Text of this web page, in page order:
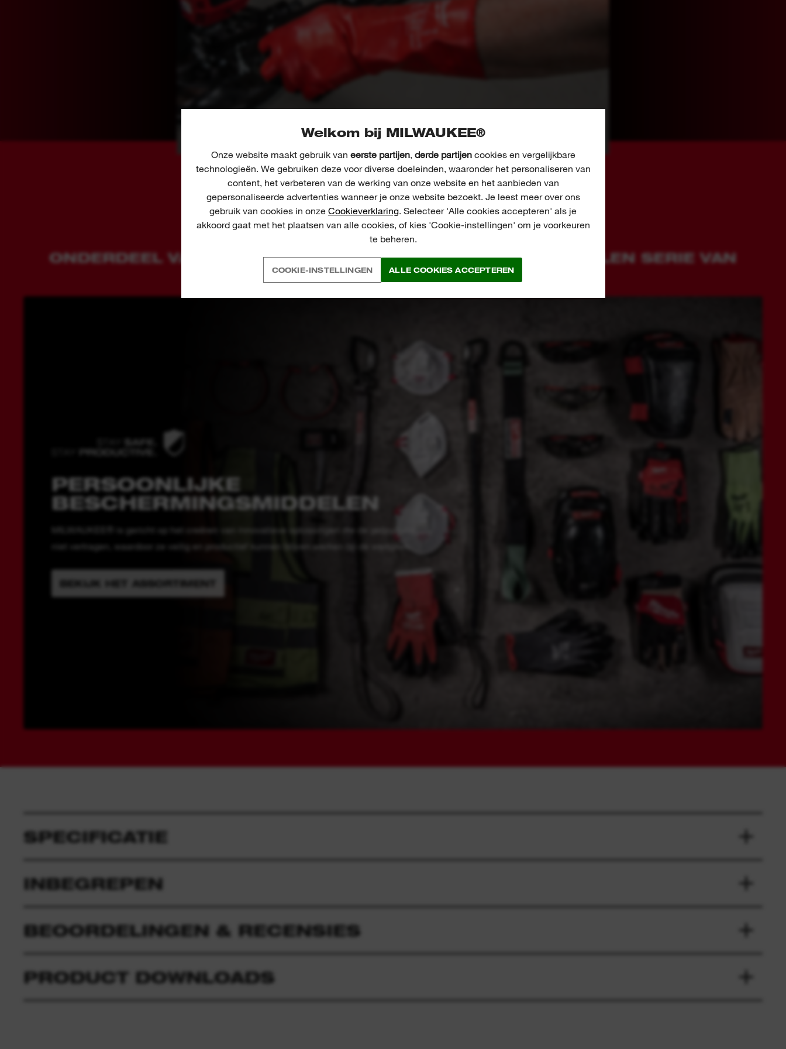
Welkom bij MILWAUKEE®
Onze website maakt gebruik van eerste partijen, derde partijencookies en vergelijkbare
technologieën. We gebruiken deze voor diverse doeleinden, waaronder het personaliseren van
content, het verbeteren van de werking van onze website en het aanbieden van
gepersonaliseerde advertenties wanneer je onze website bezoekt. Je leest meer over ons
gebruik van cookies in onze Cookieverklaring. Selecteer 'Alle cookies accepteren' als je
akkoord gaat met het plaatsen van alle cookies, of kies 'Cookie-instellingen' om je voorkeuren
te beheren.
COOKIE-INSTELLINGEN ALLE COOKIES ACCEPTEREN
ONDERDEEL VAN DE PERSOONLIJKE BESCHERMINGSMIDDELEN SERIE VAN
MILWAUKEE®
PERSOONLIJKE
BESCHERMINGSMIDDELEN
MILWAUKEE® is gericht op het creëren van innovatieve oplossingen die de gebruikers
niet vertragen, waardoor ze veilig en productief kunnen blijven werken op de werkplek.
BEKIJK HET ASSORTIMENT
SPECIFICATIE
INBEGREPEN
BEOORDELINGEN & RECENSIES
PRODUCT DOWNLOADS